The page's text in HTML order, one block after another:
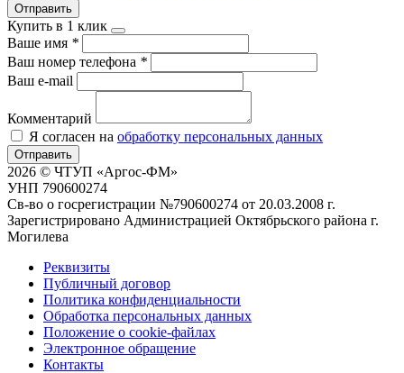
Отправить
Купить в 1 клик
Ваше имя *
Ваш номер телефона *
Ваш e-mail
Комментарий
Я согласен на обработку персональных данных
Отправить
2026 © ЧТУП «Аргос-ФМ»
УНП 790600274
Св-во о госрегистрации №790600274 от 20.03.2008 г.
Зарегистрировано Администрацией Октябрьского района г.
Могилева
Реквизиты
Публичный договор
Политика конфиденциальности
Обработка персональных данных
Положение о cookie-файлах
Электронное обращение
Контакты